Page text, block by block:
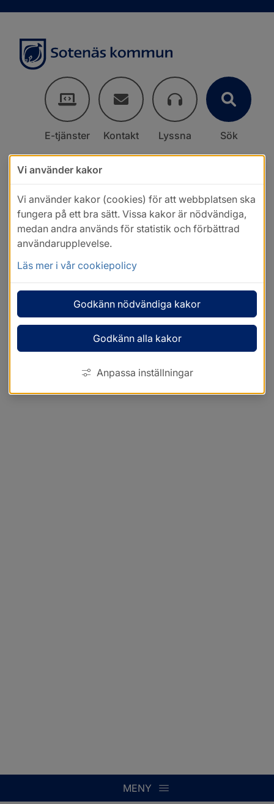
E-tjänster Kontakt Lyssna Sök
MENY
Vi använder kakor
Vi använder kakor (cookies) för att webbplatsen ska
fungera på ett bra sätt. Vissa kakor är nödvändiga,
medan andra används för statistik och förbättrad
användarupplevelse.
Läs mer i vår cookiepolicy
Godkänn nödvändiga kakor
Godkänn alla kakor
Anpassa inställningar